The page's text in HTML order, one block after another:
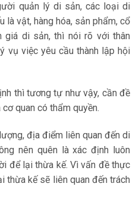
quản lý di sản, các loại di
là vật, hàng hóa, sản phẩm, cổ
giá di sản, thì nói rõ với thân
vụ việc yêu cầu thành lập hội
thì tương tự như vậy, cần đề
quan có thẩm quyền.
địa điểm liên quan đến di
nên quên là xác định luôn
để lại thừa kế. Vì vấn đề thực
thừa kế sẽ liên quan đến trách